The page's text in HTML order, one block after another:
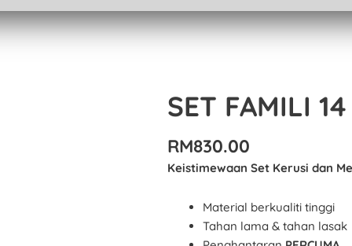
SET FAMILI 14
RM830.00
Keistimewaan Set Kerusi dan
Material berkualiti tinggi
Tahan lama & tahan lasak
SET
FAMILI
quantity